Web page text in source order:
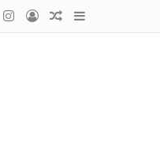
Instagram
AccesoPublicación al
Barra lateral